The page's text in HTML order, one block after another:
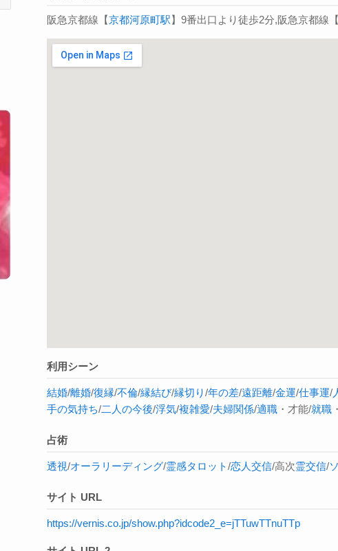
阪急京都線【京都河原町駅】9番出口より徒歩2分,阪急京都線【
利用シーン
結婚/離婚/復縁/不倫/縁結び/縁切り/年の差/遠距離/金運/仕事運/
手の気持ち/二人の今後/浮気/複雑愛/夫婦関係/適職 ・才能/就職 ・
占術
透視/オーラ リーディング/霊感タロット/恋人交信/高次霊交信/
サイト URL
https://vernis.co.jp/show.php?idcode2_e=jTTuwTTnuTTp